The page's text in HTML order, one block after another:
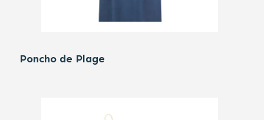
Poncho de Plage